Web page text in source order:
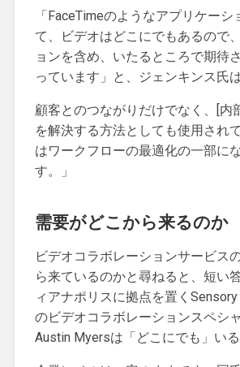
「FaceTimeのようなアプリケーシ
て、ビデオはどこにでもあるので
ョンを含め、いたるところで期待
っています」と、ジェンキンス氏
顧客とのつながりだけでなく、[内
を解決する方法としても使用され
はワークフローの最適化の一部に
す。」
需要がどこから来るのか
ビデオコラボレーションサービス
ら来ているのかと尋ねると、短い
ィアナポリスに拠点を置く
のビデオコラボレーションスペシャ
Austin Myersは「どこにでも」いる